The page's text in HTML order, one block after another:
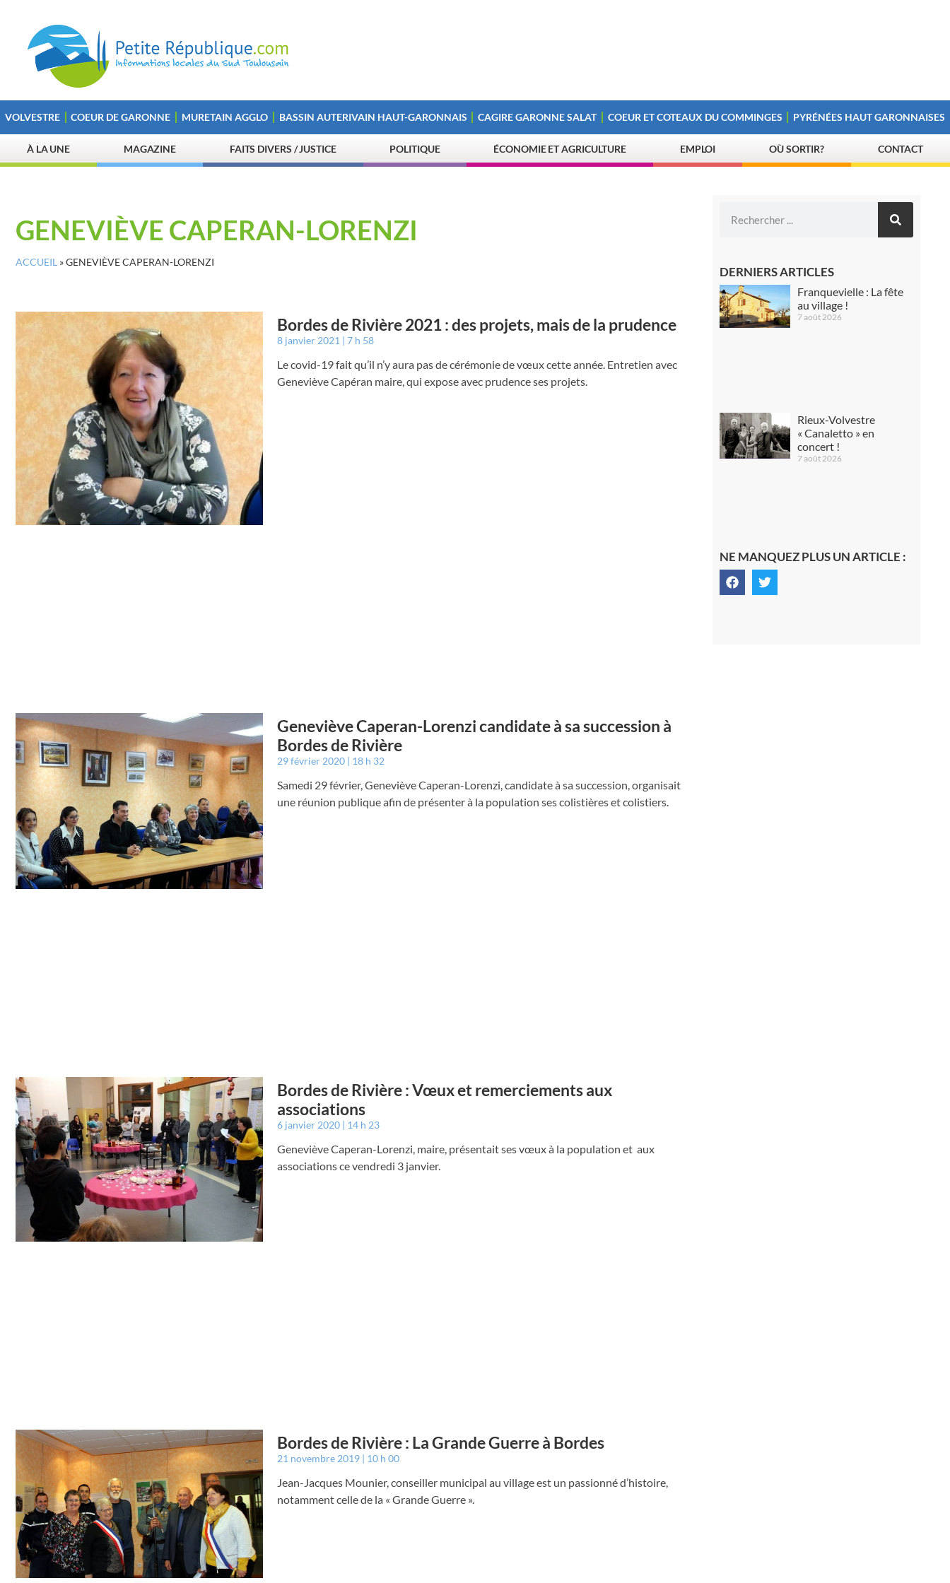
VOLVESTRE COEUR DE GARONNE MURETAIN AGGLO BASSIN AUTERIVAIN HAUT-GARONNAIS CAGIRE GARONNE SALAT COEUR ET COTEAUX DU COMMINGES PYRÉNÉES HAUT GARONNAISES
À LA UNE MAGAZINE FAITS DIVERS / JUSTICE POLITIQUE ÉCONOMIE ET AGRICULTURE EMPLOI OÙ SORTIR? CONTACT
GENEVIÈVE CAPERAN-LORENZI
ACCUEIL »GENEVIÈVE CAPERAN-LORENZI
Bordes de Rivière 2021 : des projets, mais de la prudence
8 janvier 2021 7 h 58
Le covid-19 fait qu’il n’y aura pas de cérémonie de vœux cette année. Entretien avec
Geneviève Capéran maire, qui expose avec prudence ses projets.
Geneviève Caperan-Lorenzi candidate à sa succession à
Bordes de Rivière
29 février 2020 18 h 32
Samedi 29 février, Geneviève Caperan-Lorenzi, candidate à sa succession, organisait
une réunion publique afin de présenter à la population ses colistières et colistiers.
Bordes de Rivière : Vœux et remerciements aux
associations
6 janvier 2020 14 h 23
Geneviève Caperan-Lorenzi, maire, présentait ses vœux à la population et aux
associations ce vendredi 3 janvier.
Bordes de Rivière : La Grande Guerre à Bordes
21 novembre 2019 10 h 00
Jean-Jacques Mounier, conseiller municipal au village est un passionné d’histoire,
notamment celle de la « Grande Guerre ».
DERNIERS ARTICLES
Franquevielle : La fête
au village !
7 août 2026
Rieux-Volvestre
« Canaletto » en
concert !
7 août 2026
NE MANQUEZ PLUS UN ARTICLE :